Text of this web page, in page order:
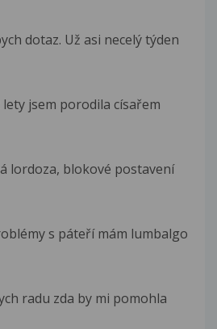
dotaz. Už asi necelý týden
jsem porodila císařem
lordoza, blokové postavení
s páteří mám lumbalgo
radu zda by mi pomohla